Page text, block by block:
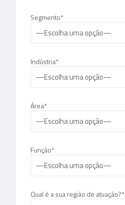
Segmento*
Indústria*
Área*
Função*
Qual é a sua região de atuação?*